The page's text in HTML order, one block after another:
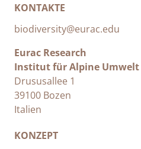
KONTAKTE
biodiversity@eurac.edu
Eurac Research
Institut für Alpine Umwelt
Drususallee 1
39100 Bozen
Italien
KONZEPT